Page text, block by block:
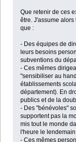
Que retenir de ces
être. J'assume
que :
- Des équipes de
leurs besoins
subventions du
- Ces mêmes
"sensibiliser au
établissements
département). En
publics et de la
- Des "bénévoles"
supportent pas la
mis tout le monde
l'heure le
- Ces mêmes